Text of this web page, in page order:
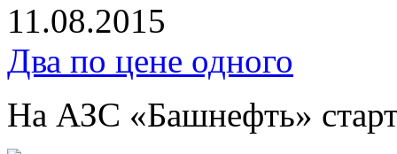
11.08.2015
Два по цене одного
На АЗС «Башнефть»